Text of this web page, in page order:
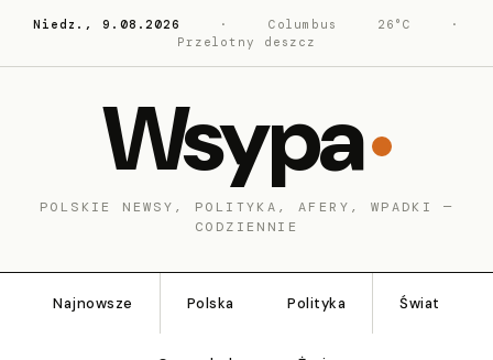
Niedz., 9.08.2026 · Columbus 26°C
·
Przelotny deszcz
Wsypa
POLSKIE NEWSY, POLITYKA, AFERY, WPADKI —
CODZIENNIE
Najnowsze Polska Polityka Świat